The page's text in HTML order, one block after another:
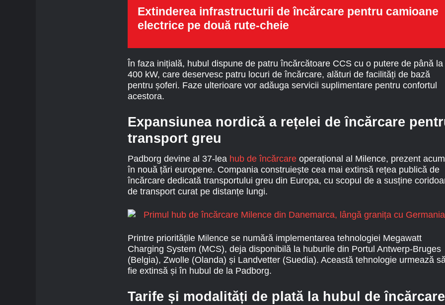
Extinderea infrastructurii de încărcare pentru camioane
electrice pe două rute-cheie
În faza inițială, hubul dispune de patru încărcătoare CCS cu o putere de până la
400 kW, care deservesc patru locuri de încărcare, alături de facilități de bază
pentru șoferi. Faze ulterioare vor adăuga servicii suplimentare pentru confortul
acestora.
Expansiunea nordică a rețelei de încărcare
transport greu
Padborg devine al 37-lea hub de încărcare operațional al Milence, prezent acum
în nouă țări europene. Compania construiește cea mai extinsă rețea publică de
încărcare dedicată transportului greu din Europa, cu scopul de a susține
de transport curat pe distanțe lungi.
Printre prioritățile Milence se numără implementarea tehnologiei Megawatt
Charging System (MCS), deja disponibilă la huburile din Portul Antwerp-Bruges
(Belgia), Zwolle (Olanda) și Landvetter (Suedia). Această tehnologie urmează
fie extinsă și în hubul de la Padborg.
Tarife și modalități de plată la hubul de încărcare